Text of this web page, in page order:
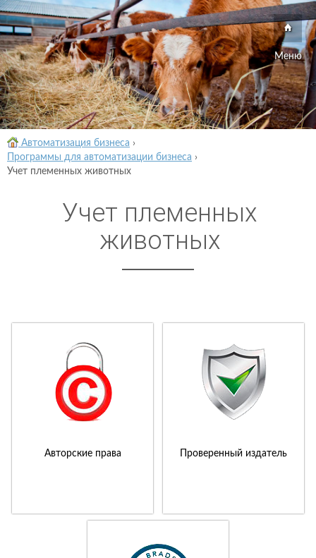
Меню
Автоматизация бизнеса ›
Программы для автоматизации бизнеса ›
Учет племенных животных
Учет племенных
животных
Авторские права Проверенный издатель